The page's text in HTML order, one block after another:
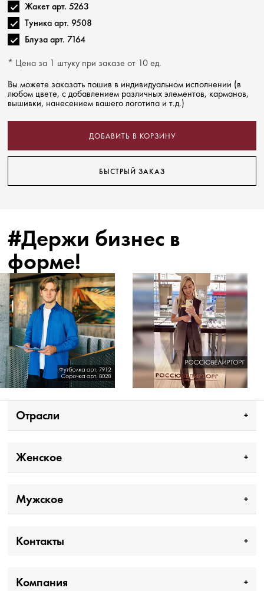
Жакет арт. 5263
Туника арт. 9508
Блуза арт. 7164
* Цена за 1 штуку при заказе от 10 ед.
Вы можете заказать пошив в индивидуальном исполнении (в
любом цвете, с добавлением различных элементов, карманов,
вышивки, нанесением вашего логотипа и т.д.)
ДОБАВИТЬ В КОРЗИНУ
БЫСТРЫЙ ЗАКАЗ
#Держи бизнес в
форме!
Отрасли
Женское
Мужское
Контакты
Компания